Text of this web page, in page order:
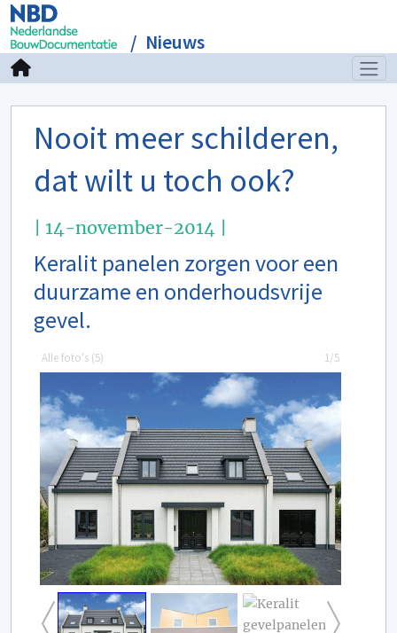
Nieuws
Nooit meer schilderen,
dat wilt u toch ook?
| 14-november-2014 |
Keralit panelen zorgen voor een
duurzame en onderhoudsvrije
gevel.
Alle foto's (5) 1/5